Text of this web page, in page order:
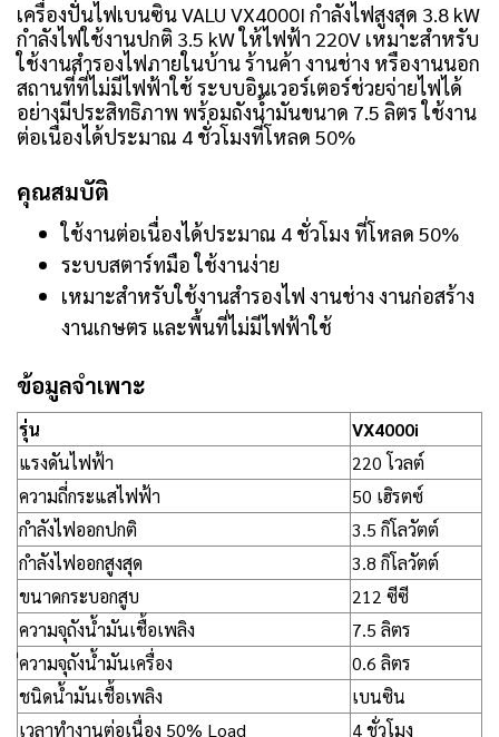
เครื่องปั่นไฟเบนซิน VALU VX4000I กำลังไฟสูงสุด 3.8 kW
กำลังไฟใช้งานปกติ 3.5 kW ให้ไฟฟ้า 220V เหมาะสำหรับ
ใช้งานสำรองไฟภายในบ้าน ร้านค้า งานช่าง หรืองานนอก
สถานที่ที่ไม่มีไฟฟ้าใช้ ระบบอินเวอร์เตอร์ช่วยจ่ายไฟได้
อย่างมีประสิทธิภาพ พร้อมถังน้ำมันขนาด 7.5 ลิตร ใช้งาน
ต่อเนื่องได้ประมาณ 4 ชั่วโมงที่โหลด 50%
คุณสมบัติ
ใช้งานต่อเนื่องได้ประมาณ 4 ชั่วโมง ที่โหลด 50%
ระบบสตาร์ทมือ ใช้งานง่าย
เหมาะสำหรับใช้งานสำรองไฟ งานช่าง งานก่อสร้าง
งานเกษตร และพื้นที่ไม่มีไฟฟ้าใช้
ข้อมูลจำเพาะ
รุ่น
VX4000i
แรงดันไฟฟ้า
220 โวลต์
ความถี่กระแสไฟฟ้า
50 เฮิรตซ์
กำลังไฟออกปกติ
3.5 กิโลวัตต์
กำลังไฟออกสูงสุด
3.8 กิโลวัตต์
ขนาดกระบอกสูบ
212 ซีซี
ความจุถังน้ำมันเชื้อเพลิง
7.5 ลิตร
ีความจุถังน้ำมันเครื่อง
0.6 ลิตร
ชนิดน้ำมันเชื้อเพลิง
เบนซิน
เวลาทำงานต่อเนื่อง 50% Load
4 ชั่วโมง